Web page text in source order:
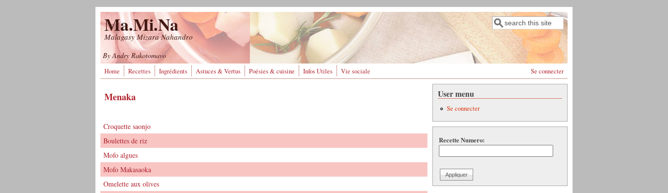
Ma.Mi.Na
Malagasy Mizara Nahandro
Formulaire de recherche
Rechercher
By Andry Rakotomavo
Home Recettes Ingrédients Astuces & Vertus Poésies & cuisine Infos Utiles Vie sociale Se connecter
Menaka
Croquette saonjo
Boulettes de riz
Mofo algues
Mofo Makasaoka
Omelette aux olives
User menu
Se connecter
Recette Numero: